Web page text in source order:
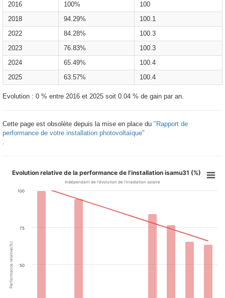
2016
100%
100
2018
94.29%
100.1
2022
84.28%
100.3
2023
76.83%
100.3
2024
65.49%
100.4
2025
63.57% 100.4
Evolution : 0 % entre 2016 et 2025 soit 0.04 % de gain par an.
Cette page est obsolète depuis la mise en place du "Rapport de
performance de votre installation photovoltaïque"
Performance relative(%)
Evolution relative de la performance de l'installation isamu31 (%)
Indépendant de l'évolution de l'irradiation solaire
50
75
100